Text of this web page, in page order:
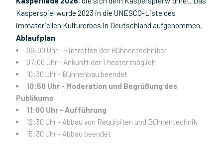
Kasperspiel wurde 2023 in die UNESCO-Liste des
immateriellen Kulturerbes in Deutschland aufgenommen.
Ablaufplan
06:00 Uhr - Eintreffen der Bühnentechniker
07:00 Uhr - Ankunft der Theater möglich
10:30 Uhr - Bühnenbau beendet
10:50 Uhr - Moderation und Begrüßung des
Publikums
11:00 Uhr - Aufführung
12:30 Uhr - Abbau von Requisiten und Bühnentechnik
15:30 Uhr - Abbau beendet